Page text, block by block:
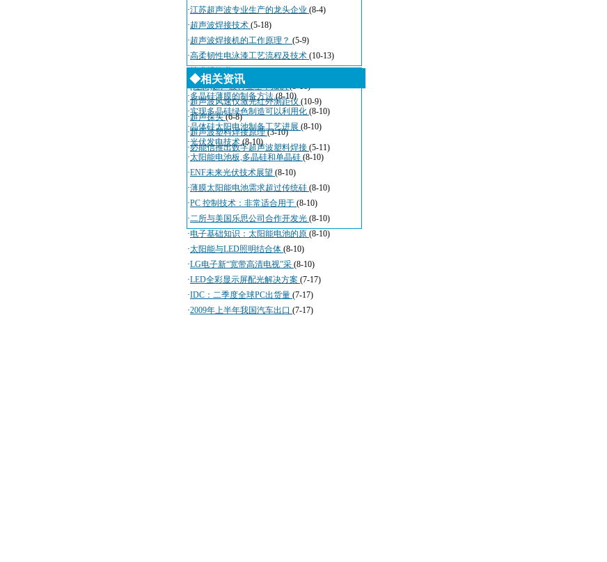
·江苏超声波专业生产的龙头企业 (8-4)
·超声波焊接技术 (5-18)
·超声波焊接机的工作原理？ (5-9)
·高柔韧性电泳漆工艺流程及技术 (10-13)
技术规格书
(4-3)
·[注意]超声波行业基本知识(5-16)
·超声波风速仪激光红外测距仪 (10-9)
·超声探头(6-8)
·超声波塑料焊接原理(3-10)
·必能信推出数字超声波塑料焊接 (5-11)
◆相关资讯
·多晶硅薄膜的制备方法(8-10)
·实现多晶硅绿色制造可以利用化 (8-10)
·晶体硅太阳电池制备工艺进展 (8-10)
·光伏发电技术(8-10)
·太阳能电池板,多晶硅和单晶硅 (8-10)
·ENF未来光伏技术展望 (8-10)
·薄膜太阳能电池需求超过传统硅 (8-10)
·PC 控制技术：非常适合用于 (8-10)
·二所与美国乐思公司合作开发光 (8-10)
·电子基础知识：太阳能电池的原 (8-10)
·太阳能与LED照明结合体 (8-10)
·LG电子新“宽带高清电视”采 (8-10)
·LED全彩显示屏配光解决方案 (7-17)
·IDC：二季度全球PC出货量 (7-17)
·2009年上半年我国汽车出口 (7-17)